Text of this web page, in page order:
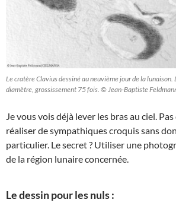
Le cratère Clavius dessiné au neuvième jour de la
diamètre, grossissement 75 fois. © Jean-Baptiste
Je vous vois déjà lever les bras au ciel.
réaliser de sympathiques croquis sans
particulier. Le secret ? Utiliser une
de la région lunaire concernée.
Le dessin pour les nuls :